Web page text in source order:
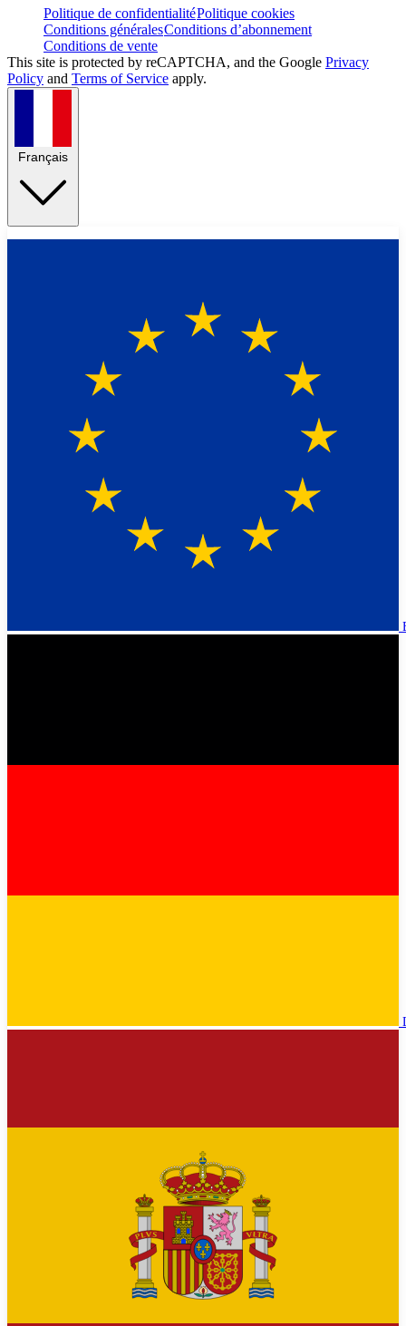
Politique de confidentialitéPolitique cookies
Conditions généralesConditions d’abonnement
Conditions de vente
This site is protected by reCAPTCHA, and the Google Privacy
Policy and Terms of Service apply.
Français